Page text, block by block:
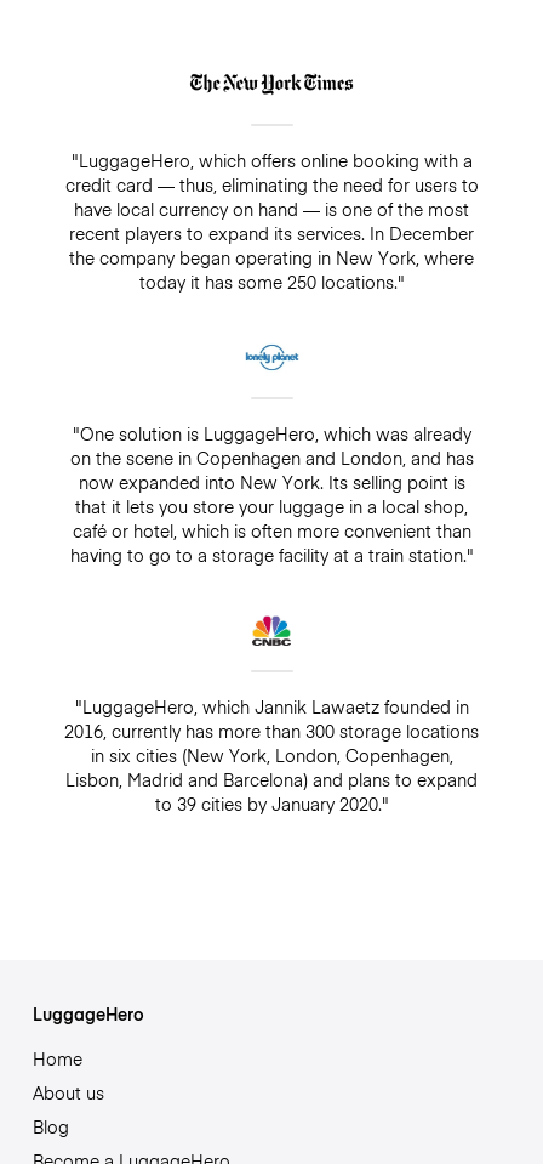
"LuggageHero, which offers online booking with a
credit card — thus, eliminating the need for users to
have local currency on hand — is one of the most
recent players to expand its services. In December
the company began operating in New York, where
today it has some 250 locations."
"One solution is LuggageHero, which was already
on the scene in Copenhagen and London, and has
now expanded into New York. Its selling point is
that it lets you store your luggage in a local shop,
café or hotel, which is often more convenient than
having to go to a storage facility at a train station."
"LuggageHero, which Jannik Lawaetz founded in
2016, currently has more than 300 storage locations
in six cities (New York, London, Copenhagen,
Lisbon, Madrid and Barcelona) and plans to expand
to 39 cities by January 2020."
LuggageHero
Home
About us
Blog